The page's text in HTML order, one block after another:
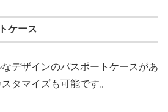
ケース
デザインのパスポートケースがあ
タマイズも可能です。